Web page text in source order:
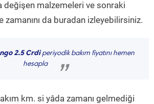
değişen malzemeleri ve sonraki
zamanını da buradan izleyebilirsiniz.
2.5 Crdiperiyodik bakım fiyatını hemen
hesapla
”
km. si yâda zamanı gelmediği